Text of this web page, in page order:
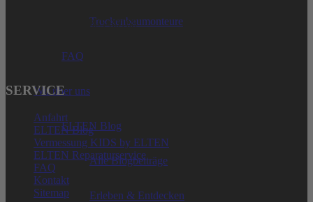
Trockenbaumonteure
FAQ
Wir über uns
ELTEN Blog
Alle Blogbeiträge
Erleben & Entdecken
Telefon: + 49 (0) 2825-80168
SERVICE
Anfahrt
ELTEN Blog
Vermessung KIDS by ELTEN
ELTEN Reparaturservice
FAQ
Kontakt
Sitemap